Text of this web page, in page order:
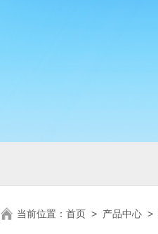
当前位置： 首页 > 产品中心 >